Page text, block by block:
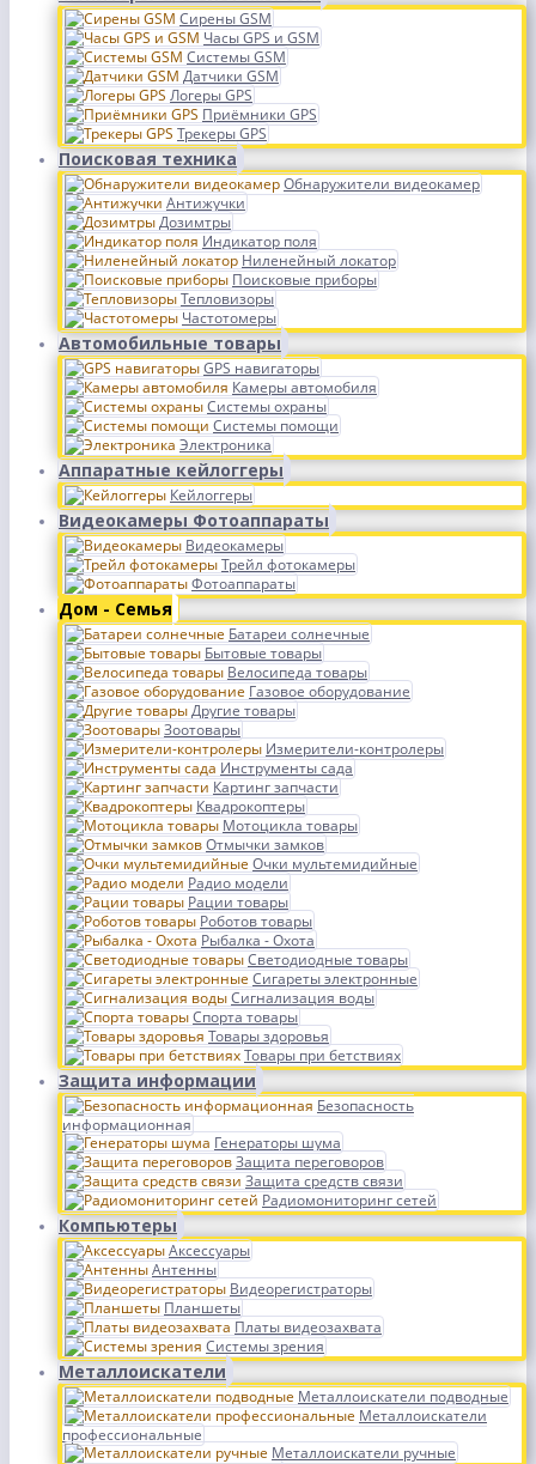
Сирены GSM
Часы GPS и GSM
Системы GSM
Датчики GSM
Логеры GPS
Приёмники GPS
Трекеры GPS
Поисковая техника
Обнаружители видеокамер
Антижучки
Дозимтры
Индикатор поля
Ниленейный локатор
Поисковые приборы
Тепловизоры
Частотомеры
Автомобильные товары
GPS навигаторы
Камеры автомобиля
Системы охраны
Системы помощи
Электроника
Аппаратные кейлоггеры
Кейлоггеры
Видеокамеры Фотоаппараты
Видеокамеры
Трейл фотокамеры
Фотоаппараты
Дом - Семья
Батареи солнечные
Бытовые товары
Велосипеда товары
Газовое оборудование
Другие товары
Зоотовары
Измерители-контролеры
Инструменты сада
Картинг запчасти
Квадрокоптеры
Мотоцикла товары
Отмычки замков
Очки мультемидийные
Радио модели
Рации товары
Роботов товары
Рыбалка - Охота
Светодиодные товары
Сигареты электронные
Сигнализация воды
Спорта товары
Товары здоровья
Товары при бетствиях
Защита информации
Безопасность
информационная
Генераторы шума
Защита переговоров
Защита средств связи
Радиомониторинг сетей
Компьютеры
Аксессуары
Антенны
Видеорегистраторы
Планшеты
Платы видеозахвата
Системы зрения
Металлоискатели
Металлоискатели подводные
Металлоискатели
профессиональные
Металлоискатели ручные